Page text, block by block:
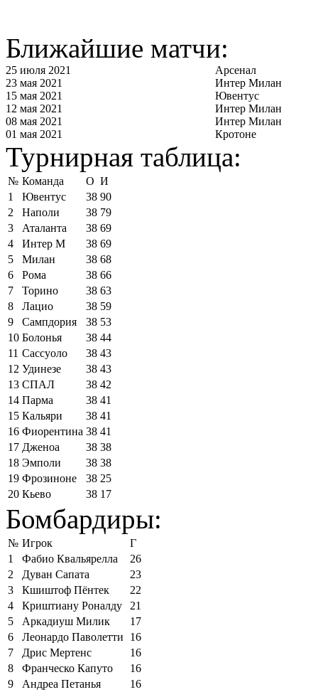
Ближайшие матчи:
25 июля 2021
Арсенал
23 мая 2021
Интер Милан
15 мая 2021
Ювентус
12 мая 2021
Интер Милан
08 мая 2021
Интер Милан
01 мая 2021
Кротоне
Турнирная таблица:
№ Команда О И
1
Ювентус 38 90
2
Наполи 38 79
3
Аталанта 38 69
4
Интер М 38 69
5
Милан 38 68
6
Рома 38 66
7
Торино 38 63
8
Лацио 38 59
9
Сампдория 38 53
10 Болонья 38 44
11 Сассуоло 38 43
12 Удинезе 38 43
13 СПАЛ 38 42
14 Парма 38 41
15 Кальяри 38 41
16 Фиорентина 38 41
17 Дженоа 38 38
18 Эмполи 38 38
19 Фрозиноне 38 25
20 Кьево 38 17
Бомбардиры:
№ Игрок
Г
1
Фабио Квальярелла
26
2
Дуван Сапата
23
3
Кшиштоф Пёнтек
22
4
Криштиану Роналду
21
5
Аркадиуш Милик
17
6
Леонардо Паволетти
16
7
Дрис Мертенс
16
8
Франческо Капуто
16
9
Андреа Петанья
16